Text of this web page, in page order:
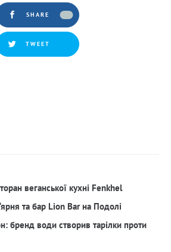
SHARE
TWEET
веганської кухні Fenkhel
та бар Lion Bar на Подолі
бренд води створив тарілки проти